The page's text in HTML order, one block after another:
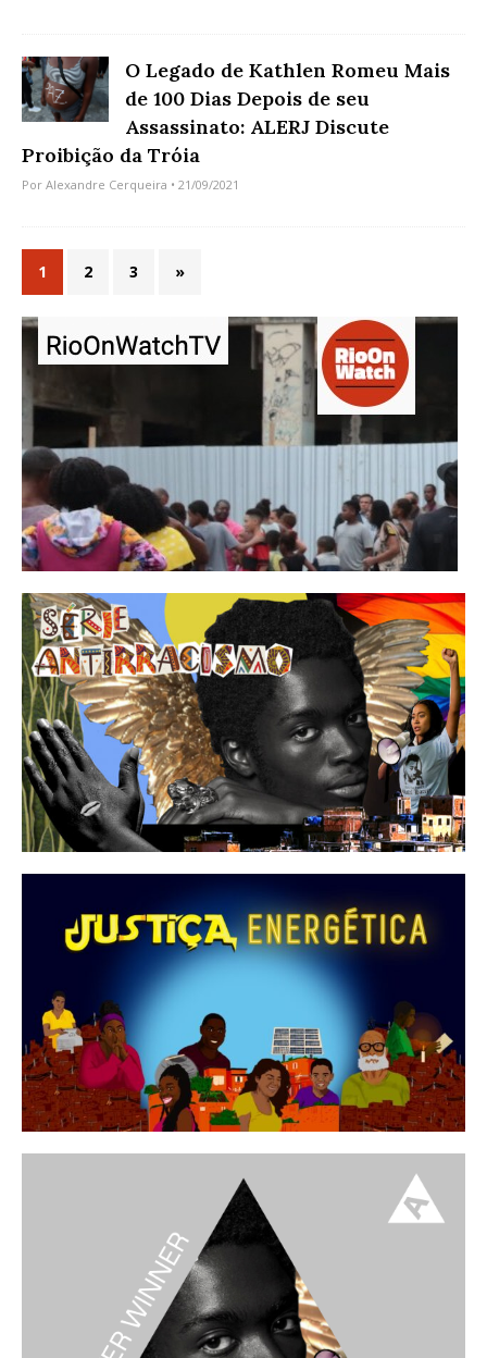
O Legado de Kathlen Romeu Mais
de 100 Dias Depois de seu
Assassinato: ALERJ Discute
Proibição da Tróia
Por Alexandre Cerqueira • 21/09/2021
1 2 3 »